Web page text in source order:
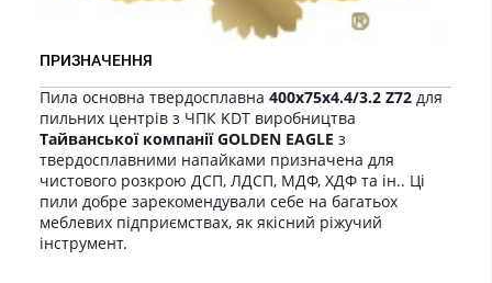
ПРИЗНАЧЕННЯ
Пила основна твердосплавна 400х75x4.4/3.2 Z72 для
пильних центрів з ЧПК KDT виробництва
Тайванської компанії GOLDEN EAGLE з
твердосплавними напайками призначена для
чистового розкрою ДСП, ЛДСП, МДФ, ХДФ та ін.. Ці
пили добре зарекомендували себе на багатьох
меблевих підприємствах, як якісний ріжучий
інструмент.